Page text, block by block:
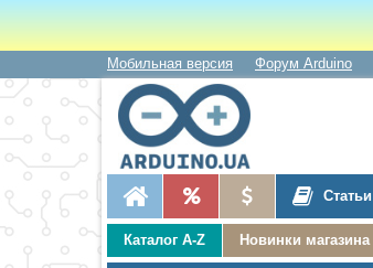
Мобильная версия
Форум Arduino
Статьи
Каталог A-Z Новинки магазина